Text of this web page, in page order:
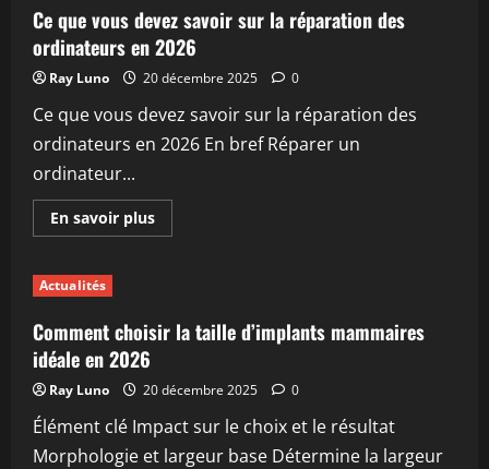
de
numéro
de
maison
est
indispensable
votre
résidence
en
Ce que vous devez savoir sur la réparation des
ordinateurs en 2026
Ray Luno 20 décembre 2025 0
Ce que vous devez savoir sur la réparation des
ordinateurs en 2026 En bref Réparer un
ordinateur...
En savoir plusEn
savoir
devez
savoir
réparation
des
ordinateurs
en
2026
Actualités
Comment choisir la taille d’implants mammaires
idéale en 2026
Ray Luno 20 décembre 2025 0
Élément clé Impact sur le choix et le résultat
Morphologie et largeur base Détermine la largeur